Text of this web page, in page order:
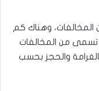
المخالفات، وهناك كم
تسمى من المخالفات
والحجز بحسب